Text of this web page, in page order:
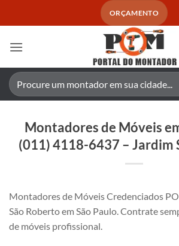
ORÇAMENTO
Pesquisar
por:
Montadores de Móveis
(011) 4118-6437 – Jardim
Montadores de Móveis Credenciados
São Roberto em São Paulo. Contrate
de móveis profissional.